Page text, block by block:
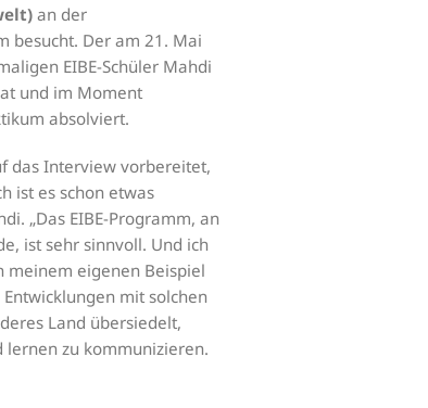
an der
besucht. Der am 21. Mai
EIBE-Schüler Mahdi
und im Moment
absolviert.
das Interview vorbereitet,
ist es schon etwas
„Das EIBE-Programm, an
ist sehr sinnvoll. Und ich
meinem eigenen Beispiel
mit solchen
Land übersiedelt,
lernen zu kommunizieren.